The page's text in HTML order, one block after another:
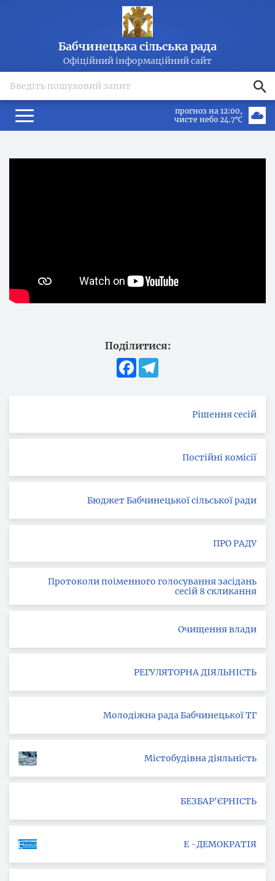
Бабчинецька сільська рада
Офіційний інформаційний сайт
прогноз на 12:00
чисте небо 24.7℃
Поділитися:
Facebook
Рішення сесій
Постійні комісії
Бюджет Бабчинецької сільської ради
ПРО РАДУ
Протоколи поіменного голосування засідань
сесій 8 скликання
Очищення влади
РЕГУЛЯТОРНА ДІЯЛЬНІСТЬ
Молодіжна рада Бабчинецької ТГ
Містобудівна діяльність
БЕЗБАР'ЄРНІСТЬ
Е -ДЕМОКРАТІЯ